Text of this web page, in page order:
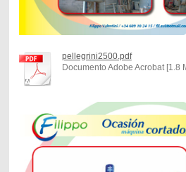
pellegrini2500.pdf
Documento Adobe Acrobat [1.8